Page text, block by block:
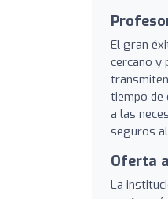
El gran
cercano y
tiempo de
a las
seguros
Oferta
La